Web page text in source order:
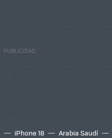
iPhone 18 Arabia Saudí